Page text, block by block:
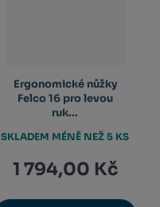
Ergonomické nůžky
Felco 16 pro levou
ruk...
1 794,00 Kč
SKLADEM MÉNĚ NEŽ 5 KS